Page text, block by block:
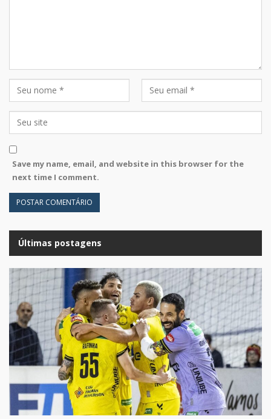
Save my name, email, and website in this browser for the
next time I comment.
Últimas postagens